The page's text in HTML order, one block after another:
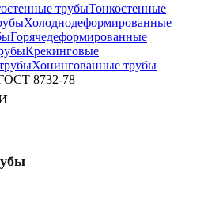
трубыТонкостенные
Холоднодеформированные
Горячедеформированные
Крекинговые
Хонингованные трубы
8732-78